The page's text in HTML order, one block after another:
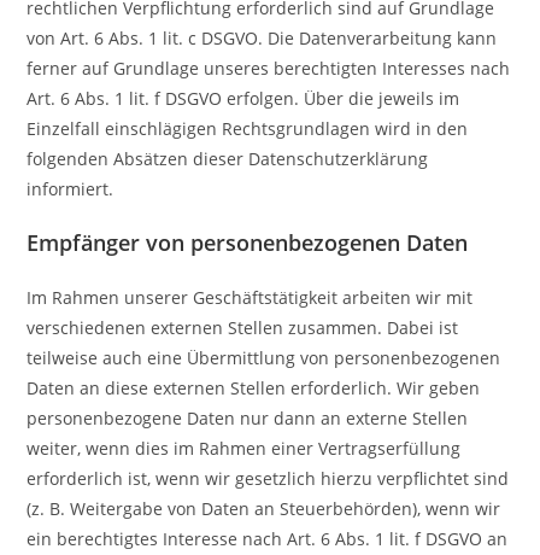
rechtlichen Verpflichtung erforderlich sind auf Grundlage
von Art. 6 Abs. 1 lit. c DSGVO. Die Datenverarbeitung kann
ferner auf Grundlage unseres berechtigten Interesses nach
Art. 6 Abs. 1 lit. f DSGVO erfolgen. Über die jeweils im
Einzelfall einschlägigen Rechtsgrundlagen wird in den
folgenden Absätzen dieser Datenschutzerklärung
informiert.
Empfänger von personenbezogenen Daten
Im Rahmen unserer Geschäftstätigkeit arbeiten wir mit
verschiedenen externen Stellen zusammen. Dabei ist
teilweise auch eine Übermittlung von personenbezogenen
Daten an diese externen Stellen erforderlich. Wir geben
personenbezogene Daten nur dann an externe Stellen
weiter, wenn dies im Rahmen einer Vertragserfüllung
erforderlich ist, wenn wir gesetzlich hierzu verpflichtet sind
(z. B. Weitergabe von Daten an Steuerbehörden), wenn wir
ein berechtigtes Interesse nach Art. 6 Abs. 1 lit. f DSGVO an